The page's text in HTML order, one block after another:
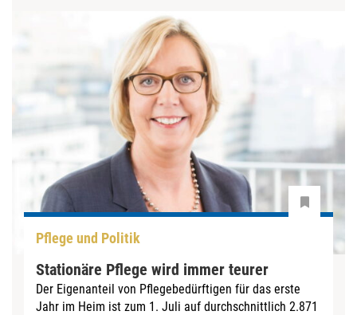
Pflege und Politik
Stationäre Pflege wird immer teurer
Der Eigenanteil von Pflegebedürftigen für das erste
Jahr im Heim ist zum 1. Juli auf durchschnittlich 2.871